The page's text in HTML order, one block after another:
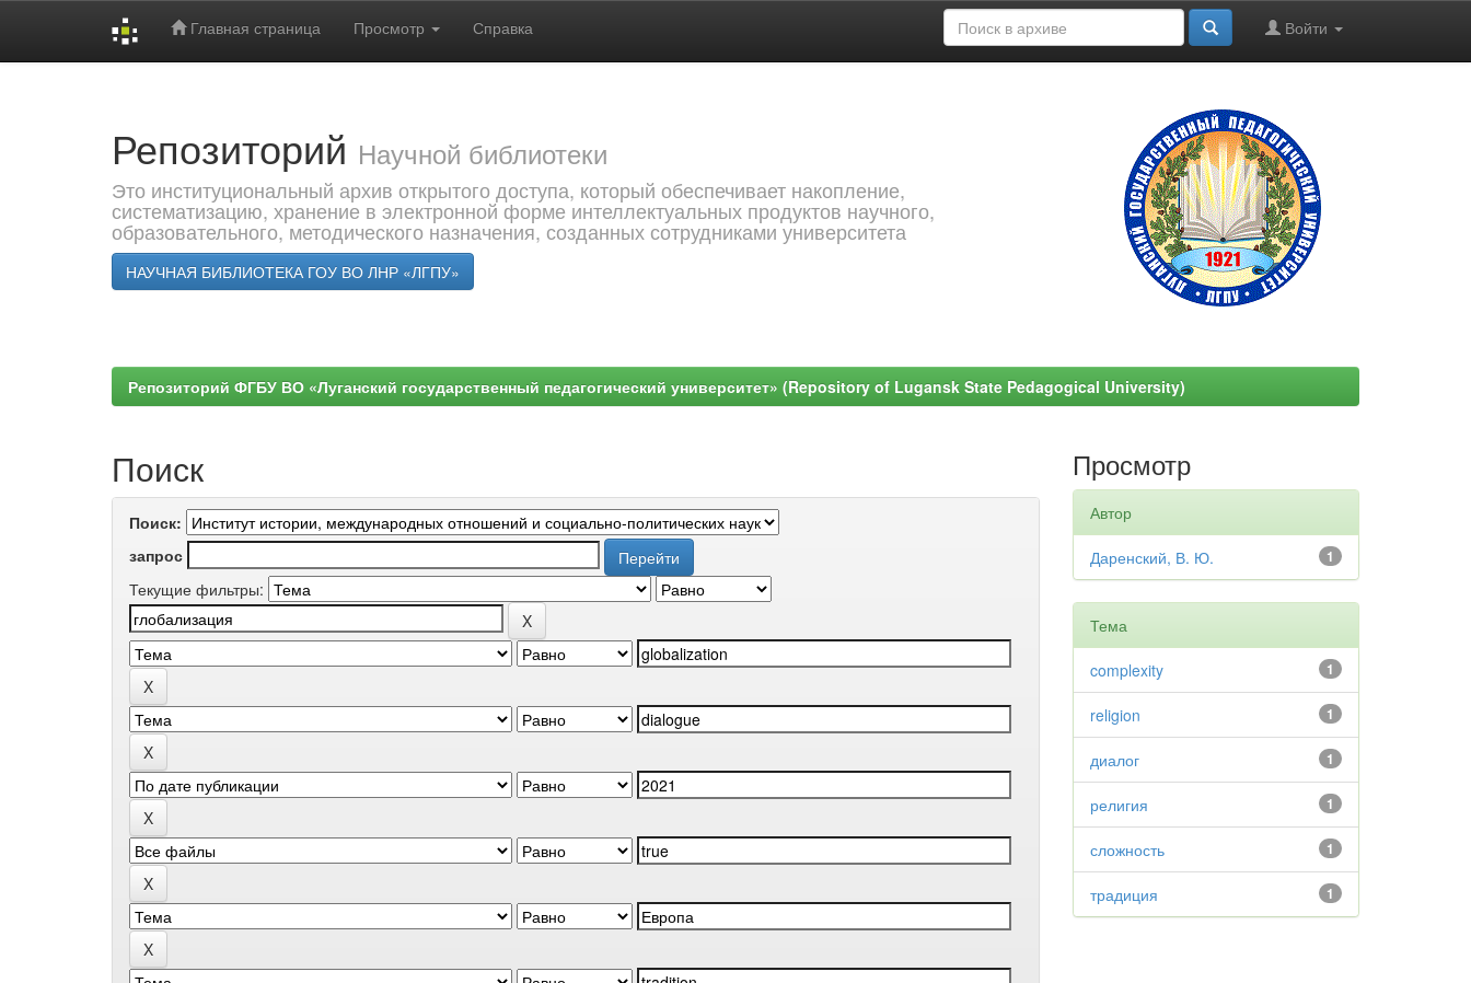
Главная страница Просмотр Справка Войти
Репозиторий Научной библиотеки
Это институциональный архив открытого доступа, который обеспечивает накопление,
систематизацию, хранение в электронной форме интеллектуальных продуктов научного,
образовательного, методического назначения, созданных сотрудниками университета
НАУЧНАЯ БИБЛИОТЕКА ГОУ ВО ЛНР «ЛГПУ»
Репозиторий ФГБУ ВО «Луганский государственный педагогический университет» (Repository of Lugansk State Pedagogical University)
Поиск
Поиск:
запрос
Текущие фильтры:
Просмотр
Автор
1
Даренский, В. Ю.
Тема
1
complexity
1
religion
1
диалог
1
религия
1
сложность
1
традиция